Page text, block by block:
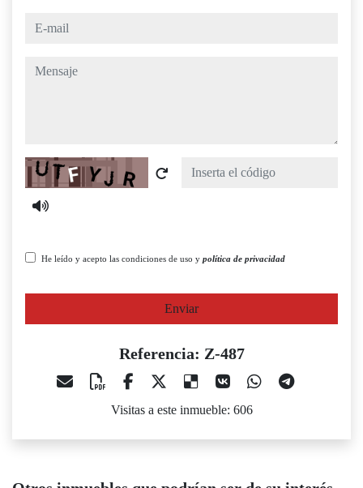
e-mail
mensaje
Captcha
He leído y acepto las condiciones de uso y política de privacidad
Enviar
Referencia: Z-487
Visitas a este inmueble: 606